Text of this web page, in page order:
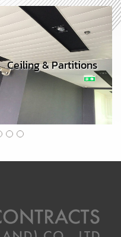
Ceiling & Partitions